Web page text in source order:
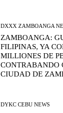
DXXX ZAMBOANGA
ZAMBOANGA:
FILIPINAS, YA
MILLIONES DE
CONTRABANDO
CIUDAD DE
DYKC CEBU NEWS